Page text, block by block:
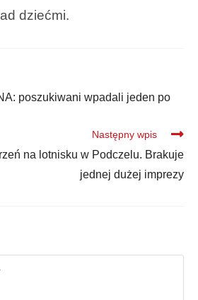
dziećmi.
poszukiwani wpadali jeden po
Następny wpis
na lotnisku w Podczelu. Brakuje
jednej dużej imprezy